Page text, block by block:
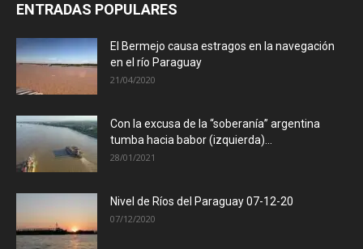
ENTRADAS POPULARES
El Bermejo causa estragos en la navegación
en el río Paraguay
21/04/2020
Con la excusa de la “soberanía” argentina
tumba hacia babor (izquierda)...
28/01/2021
Nivel de Ríos del Paraguay 07-12-20
07/12/2020